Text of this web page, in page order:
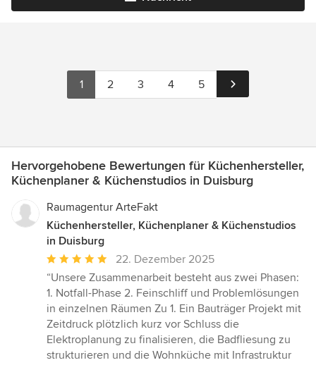
1 2 3 4 5
Hervorgehobene Bewertungen für Küchenhersteller,
Küchenplaner & Küchenstudios in Duisburg
Raumagentur ArteFakt
Küchenhersteller, Küchenplaner & Küchenstudios
in Duisburg
Durchschnittliche
Bewertung:
5
von
5
Sternen
22. Dezember 2025
“Unsere Zusammenarbeit besteht aus zwei Phasen:
1. Notfall-Phase 2. Feinschliff und Problemlösungen
in einzelnen Räumen Zu 1. Ein Bauträger Projekt mit
Zeitdruck plötzlich kurz vor Schluss die
Elektroplanung zu finalisieren, die Badfliesung zu
strukturieren und die Wohnküche mit Infrastruktur